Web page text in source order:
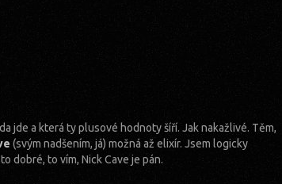
jde a která ty plusové hodnoty šíří. Jak nakažlivé. Těm,
(svým nadšením, já) možná až elixír. Jsem logicky
dobré, to vím, Nick Cave je pán.